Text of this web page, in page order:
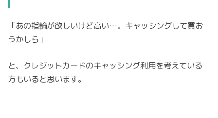
「あの指輪が欲しいけど高い…。キャッシングして買お
うかしら」
と、クレジットカードのキャッシング利用を考えている
方もいると思います。